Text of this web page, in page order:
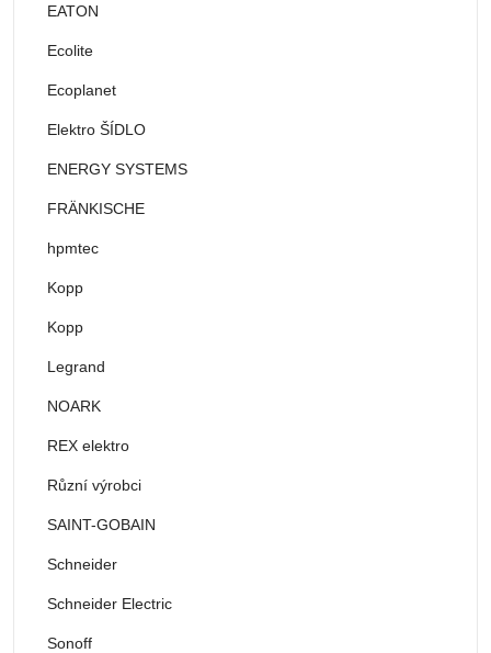
EATON
Ecolite
Ecoplanet
Elektro ŠÍDLO
ENERGY SYSTEMS
FRÄNKISCHE
hpmtec
Kopp
Kopp
Legrand
NOARK
REX elektro
Různí výrobci
SAINT-GOBAIN
Schneider
Schneider Electric
Sonoff